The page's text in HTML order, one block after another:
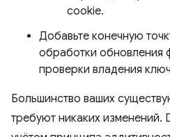
cookie.
Добавьте конечную
обработки обновления
проверки владения
Большинство ваших
требуют никаких изменений.